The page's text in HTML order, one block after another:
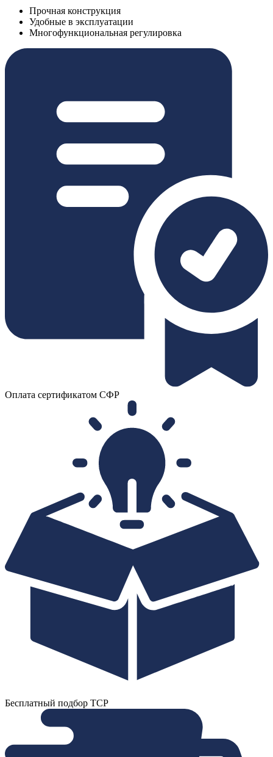
Прочная конструкция
Удобные в эксплуатации
Многофункциональная регулировка
Оплата сертификатом СФР
Бесплатный подбор ТСР